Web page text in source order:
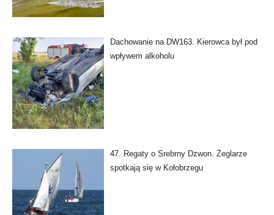
Dachowanie na DW163. Kierowca był pod
wpływem alkoholu
47. Regaty o Srebrny Dzwon. Żeglarze
spotkają się w Kołobrzegu